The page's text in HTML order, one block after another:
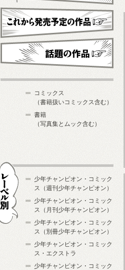
新刊・近刊
これから発売予定
コミックス
（書籍扱いコミックス含む）
書籍
（写真集とムック含む）
少年チャンピオン・コミック
ス（週刊少年チャンピオン）
少年チャンピオン・コミック
ス（月刊少年チャンピオン）
少年チャンピオン・コミック
ス（別冊少年チャンピオン）
少年チャンピオン・コミック
ス・エクストラ
少年チャンピオン・コミック